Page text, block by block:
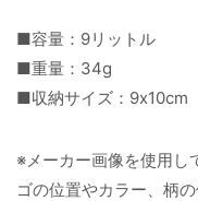
■容量：9リットル
■重量：34g
■収納サイズ：9x10cm
※メーカー画像を使用し
ゴの位置やカラー、柄